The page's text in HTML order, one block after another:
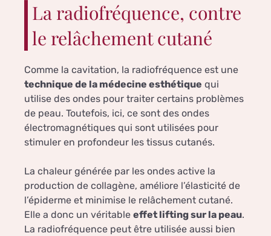
La radiofréquence, contre
le relâchement cutané
Comme la cavitation, la radiofréquence est une
technique de la médecine esthétique qui
utilise des ondes pour traiter certains problèmes
de peau. Toutefois, ici, ce sont des ondes
électromagnétiques qui sont utilisées pour
stimuler en profondeur les tissus cutanés.
La chaleur générée par les ondes active la
production de collagène, améliore l’élasticité de
l’épiderme et minimise le relâchement cutané.
Elle a donc un véritable effet lifting sur la peau.
La radiofréquence peut être utilisée aussi bien